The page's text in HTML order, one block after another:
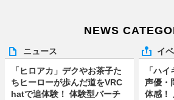
NEWS
ニュース
「ヒロアカ」デクやお茶子た
ちヒーローが歩んだ道をVRC
hatで追体験！ 体験型バーチ
イ
「ハ
声優・
体感！